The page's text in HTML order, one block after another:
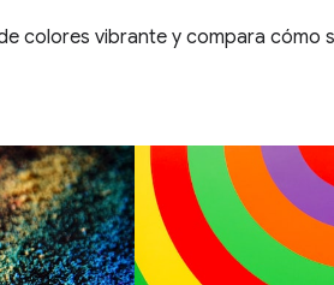
colores vibrante y compara cómo